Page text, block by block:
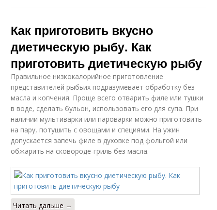
Как приготовить вкусно
диетическую рыбу. Как
приготовить диетическую рыбу
Правильное низкокалорийное приготовление
представителей рыбьих подразумевает обработку без
масла и копчения. Проще всего отварить филе или тушки
в воде, сделать бульон, использовать его для супа. При
наличии мультиварки или пароварки можно приготовить
на пару, потушить с овощами и специями. На ужин
допускается запечь филе в духовке под фольгой или
обжарить на сковороде-гриль без масла.
Читать дальше →